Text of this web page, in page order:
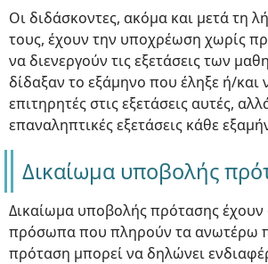
Οι διδάσκοντες, ακόμα και μετά τη
τους, έχουν την υποχρέωση χωρίς
να διενεργούν τις εξετάσεις των
δίδαξαν το εξάμηνο που έληξε ή/και
επιτηρητές στις εξετάσεις αυτές,
επαναληπτικές εξετάσεις κάθε
Δικαίωμα υποβολής
Δικαίωμα υποβολής πρότασης
πρόσωπα που πληρούν τα ανωτέρω
πρόταση μπορεί να δηλώνει